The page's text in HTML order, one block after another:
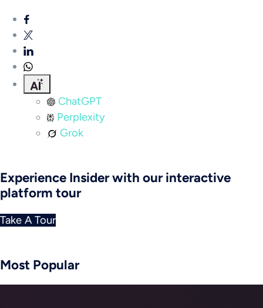
ChatGPT
Perplexity
Grok
Experience Insider with our interactive
platform tour
Take A Tour
Most Popular